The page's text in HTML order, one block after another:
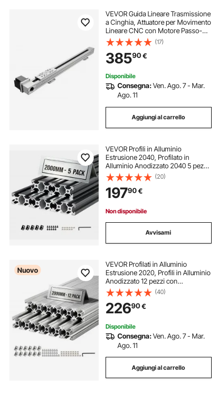
VEVOR Guida Lineare Trasmissione
a Cinghia, Attuatore per Movimento
Lineare CNC con Motore Passo-
passo Nema 34, Corsa Effettiva
600 mm, Binario per Movimento
per Macchina per Incisione,
Stampante 3D
(17)
38590€
Disponibile
Consegna:Ven. Ago. 7 - Mar.
Ago. 11
Aggiungi al carrello
VEVOR Profili in Alluminio
Estrusione 2040, Profilato in
Alluminio Anodizzato 2040 5 pezzi
con Scanalatura a V Normativa
Europea, Profilo Estruso 2000 mm
per Stampante 3D Macchina CNC
Fai da te
(20)
19790€
Non disponibile
Avvisami
Nuovo
VEVOR Profilati in Alluminio
Estrusione 2020, Profili in Alluminio
Anodizzato 12 pezzi con
Scanalatura a T Normativa Europea
Binario 2 m per Macchina Incisione
CNC Stampante 3D, Banco da
Lavoro
(40)
22690€
Disponibile
Consegna:Ven. Ago. 7 - Mar.
Ago. 11
Aggiungi al carrello